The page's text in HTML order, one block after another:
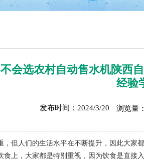
会选农村自动售水机陕西
经验
发布时间：2024/3/20 浏览量
，但人们的生活水平在不断提升，因此大家
食上，大家都是特别重视，因为饮食是直接